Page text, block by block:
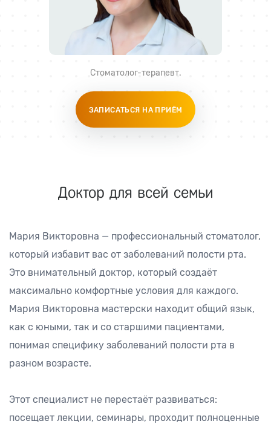
Стоматолог-терапевт.
ЗАПИСАТЬСЯ НА ПРИЁМ
Доктор для всей семьи
Мария Викторовна — профессиональный стоматолог,
который избавит вас от заболеваний полости рта.
Это внимательный доктор, который создаёт
максимально комфортные условия для каждого.
Мария Викторовна мастерски находит общий язык,
как с юными, так и со старшими пациентами,
понимая специфику заболеваний полости рта в
разном возрасте.
Этот специалист не перестаёт развиваться:
посещает лекции, семинары, проходит полноценные